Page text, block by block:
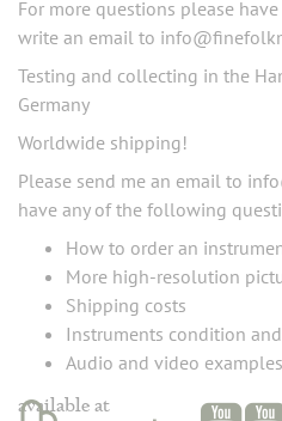
For more questions please
write an email to
Testing and collecting in the
Germany
Worldwide shipping!
Please send me an email to
have any of the following
How to order an
More high-resolution
Shipping costs
Instruments condition
Audio and video examples
available at